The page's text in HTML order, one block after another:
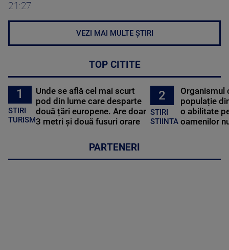
21:27
VEZI MAI MULTE ȘTIRI
TOP CITITE
1
STIRI
TURISM
Unde se află cel mai scurt
pod din lume care desparte
două țări europene. Are doar
3 metri și două fusuri orare
2
STIRI
STIINTA
Organismul
populație
o abilitate
oamenilor
PARTENERI